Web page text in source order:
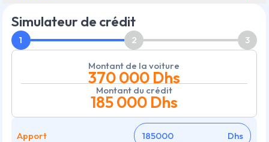
Simulateur de crédit
1 2 3
Montant de la voiture
370 000 Dhs
Montant du crédit
185 000Dhs
Apport Dhs